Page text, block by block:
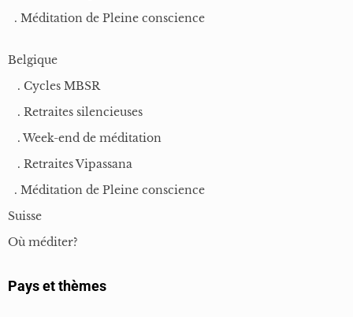
. Méditation de Pleine conscience
Belgique
. Cycles MBSR
. Retraites silencieuses
. Week-end de méditation
. Retraites Vipassana
. Méditation de Pleine conscience
Suisse
Où méditer?
Pays et thèmes